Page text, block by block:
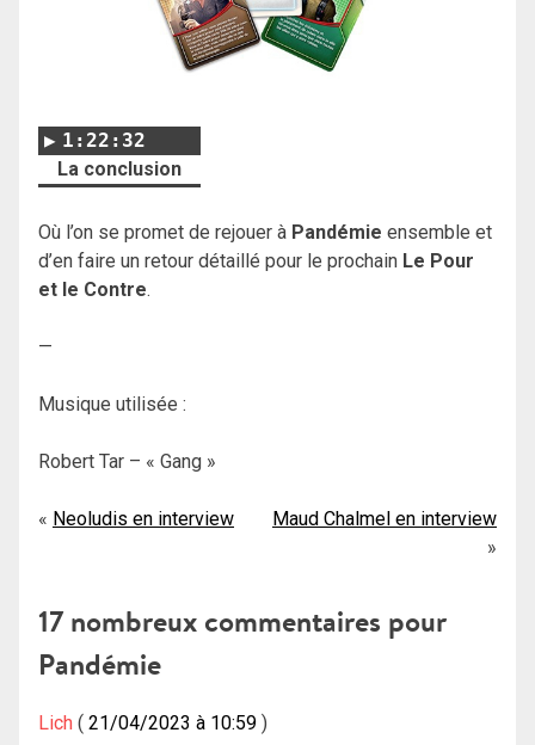
1:22:32
La conclusion
Où l’on se promet de rejouer à Pandémie ensemble et
d’en faire un retour détaillé pour le prochain Le Pour
et le Contre.
—
Musique utilisée :
Robert Tar – « Gang »
Navigation
l’article
Neoludis en interview Maud Chalmel en interview
17 nombreux commentaires pour
Pandémie
Lich 21/04/2023 à 10:59